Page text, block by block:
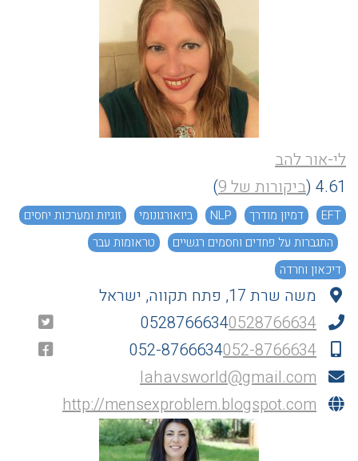
לי-אור להב
4.61
(ביקורות של 9 )
EFT דמיון מודרך NLP ביואורגונומי
זוגיות ומערכות יחסים
התגברות על פחדים וחסמים רגשיים
טראומות עבר
דיכאון וחרדה
משה שרת 17, פתח תקווה, ישראל
05287666340528766634
052-8766634052-8766634
lahavsworld@gmail.com
http://mensexproblem.blogspot.com